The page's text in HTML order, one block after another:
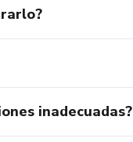
inadecuadas?